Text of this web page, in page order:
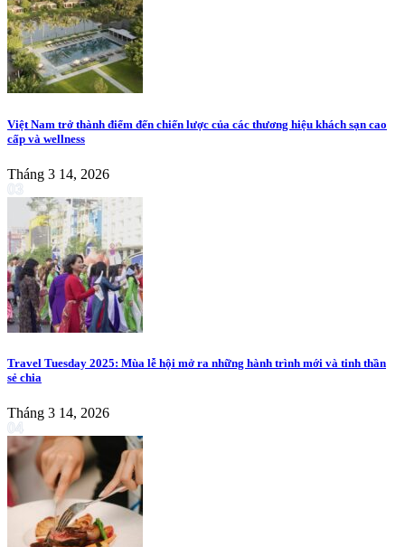
Việt Nam trở thành điểm đến chiến lược của các thương hiệu khách sạn cao
cấp và wellness
Tháng 3 14, 2026
03
Travel Tuesday 2025: Mùa lễ hội mở ra những hành trình mới và tinh thần
sẻ chia
Tháng 3 14, 2026
04